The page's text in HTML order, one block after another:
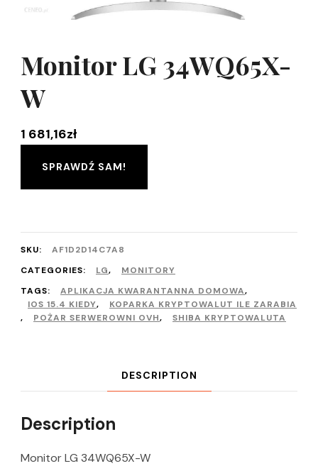
Monitor LG 34WQ65X-
W
1 681,16zł
SPRAWDŹ SAM!
SKU:
AF1D2D14C7A8
CATEGORIES:
LG,
MONITORY
TAGS:
APLIKACJA KWARANTANNA DOMOWA,
IOS 15.4 KIEDY,
KOPARKA KRYPTOWALUT ILE ZARABIA
,
POŻAR SERWEROWNI OVH, SHIBA KRYPTOWALUTA
DESCRIPTION
Description
Monitor LG 34WQ65X-W